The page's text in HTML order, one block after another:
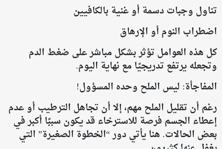
تناول وجبات دسمة أو غنية بالكافيين
اضطراب النوم أو الإرهاق
كل هذه العوامل تؤثر بشكل مباشر على ضغط الدم
وتجعله يرتفع تدريجيًا مع نهاية اليوم.
المفاجأة: ليس الملح وحده المسؤول!
رغم أن تقليل الملح مهم، إلا أن تجاهل الترطيب أو عدم
إعطاء الجسم فرصة للاسترخاء قد يكون سببًا أكبر في
بعض الحالات. هنا يأتي دور “الخطوة الصغيرة” التي